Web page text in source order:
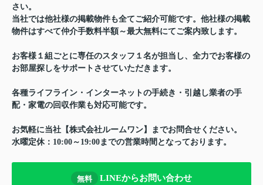
さい。
当社では他社様の掲載物件も全てご紹介可能です。他社様の掲載
物件はすべて仲介手数料半額～最大無料にてご案内致します。
お客様１組ごとに専任のスタッフ１名が担当し、全力でお客様の
お部屋探しをサポートさせていただきます。
各種ライフライン・インターネットの手続き・引越し業者の手
配・家電の回収作業も対応可能です。
お気軽に当社【株式会社ルームワン】までお問合せください。
水曜定休：10:00～19:00までの営業時間となっております。
無料 LINEからお問い合わせ